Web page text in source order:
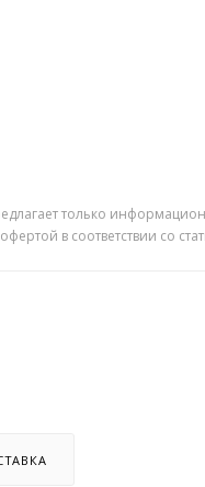
только
в соответствии со